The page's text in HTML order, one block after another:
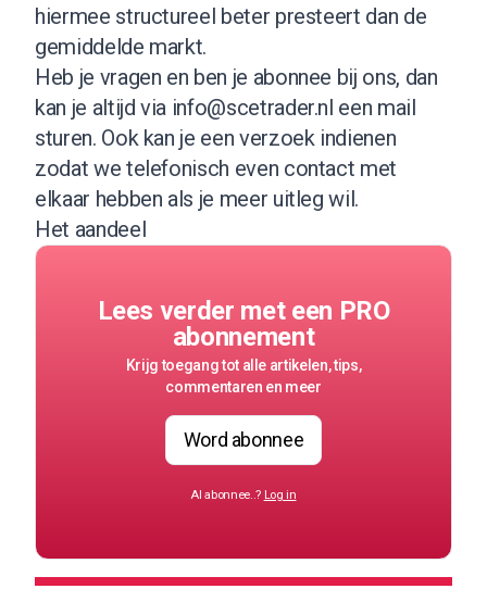
hiermee structureel beter presteert dan de
gemiddelde markt.
Heb je vragen en ben je abonnee bij ons, dan
kan je altijd via info@scetrader.nl een mail
sturen. Ook kan je een verzoek indienen
zodat we telefonisch even contact met
elkaar hebben als je meer uitleg wil.
Het aandeel
Lees verder met een PRO
abonnement
Krijg toegang tot alle artikelen, tips,
commentaren en meer
Word abonnee
Al abonnee..? Log in